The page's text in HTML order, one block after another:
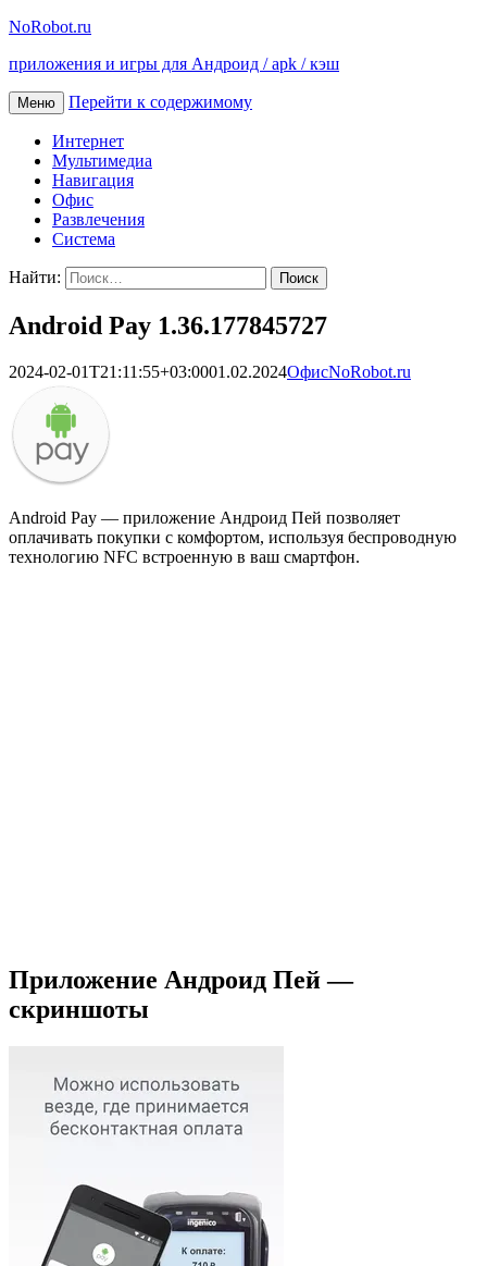
NoRobot.ru
приложения и игры для Андроид / apk / кэш
Меню Перейти к содержимому
Интернет
Мультимедиа
Навигация
Офис
Развлечения
Система
Найти:
Android Pay 1.36.177845727
2024-02-01T21:11:55+03:0001.02.2024ОфисNoRobot.ru
Android Pay — приложение Андроид Пей позволяет
оплачивать покупки с комфортом, используя беспроводную
технологию NFC встроенную в ваш смартфон.
Приложение Андроид Пей —
скриншоты